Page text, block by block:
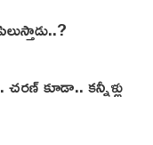
కూడా.. కన్నీళ్లు